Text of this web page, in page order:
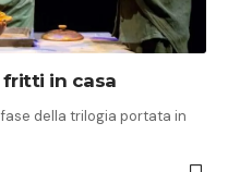
fritti in casa
della trilogia portata in